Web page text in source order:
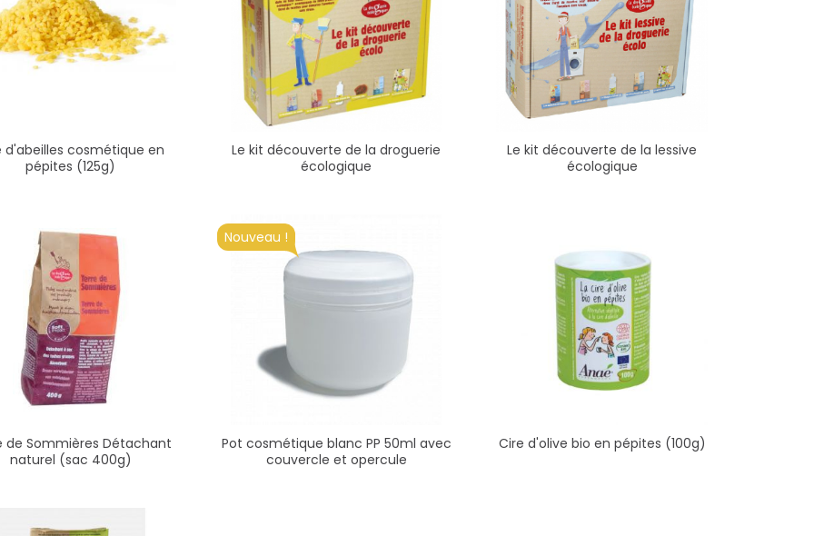
d'abeilles cosmétique en
pépites (125g)
Le kit découverte de la droguerie
écologique
Le kit découverte de la lessive
écologique
de Sommières Détachant
naturel (sac 400g)
Nouveau !
Pot cosmétique blanc PP 50ml avec
couvercle et opercule
Cire d'olive bio en pépites (100g)